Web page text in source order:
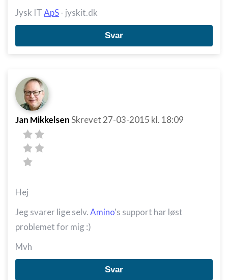
Jysk ITApS- jyskit.dk
Svar
Jan MikkelsenSkrevet 27-03-2015 kl. 18:09
Hej
Jeg svarer lige selv.Amino's support har løst
problemet for mig :)
Mvh
Svar